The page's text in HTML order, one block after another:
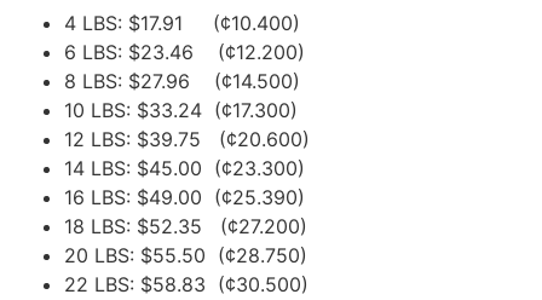
4 LBS: $17.91 (¢10.400)
6 LBS: $23.46 (¢12.200)
8 LBS: $27.96 (¢14.500)
10 LBS: $33.24 (¢17.300)
12 LBS: $39.75 (¢20.600)
14 LBS: $45.00 (¢23.300)
16 LBS: $49.00 (¢25.390)
18 LBS: $52.35 (¢27.200)
20 LBS: $55.50 (¢28.750)
22 LBS: $58.83 (¢30.500)